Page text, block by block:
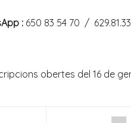
: 650 83 54 70 /
obertes del 16 de